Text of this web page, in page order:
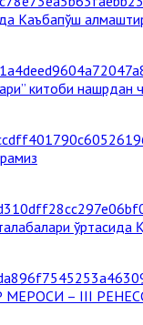
Каъбапўш
китоби нашрдан
– III